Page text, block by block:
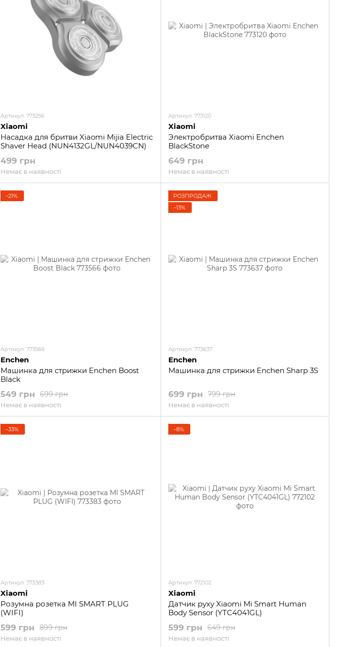
Артикул: 773256
Xiaomi
Насадка для бритви Xiaomi Mijia Electric
Shaver Head (NUN4132GL/NUN4039CN)
499 грн
Немає в наявності
Артикул: 773120
Xiaomi
Электробритва Xiaomi Enchen
BlackStone
649 грн
Немає в наявності
−21%
Артикул: 773566
Enchen
Машинка для стрижки Enchen Boost
Black
699 грн
549 грн
Немає в наявності
РОЗПРОДАЖ
−13%
Артикул: 773637
Enchen
Машинка для стрижки Enchen Sharp 3S
799 грн
699 грн
Немає в наявності
−33%
Артикул: 773383
Xiaomi
Розумна розетка MI SMART PLUG
(WIFI)
899 грн
599 грн
Немає в наявності
−8%
Артикул: 772102
Xiaomi
Датчик руху Xiaomi Mi Smart Human
Body Sensor (YTC4041GL)
649 грн
599 грн
Немає в наявності